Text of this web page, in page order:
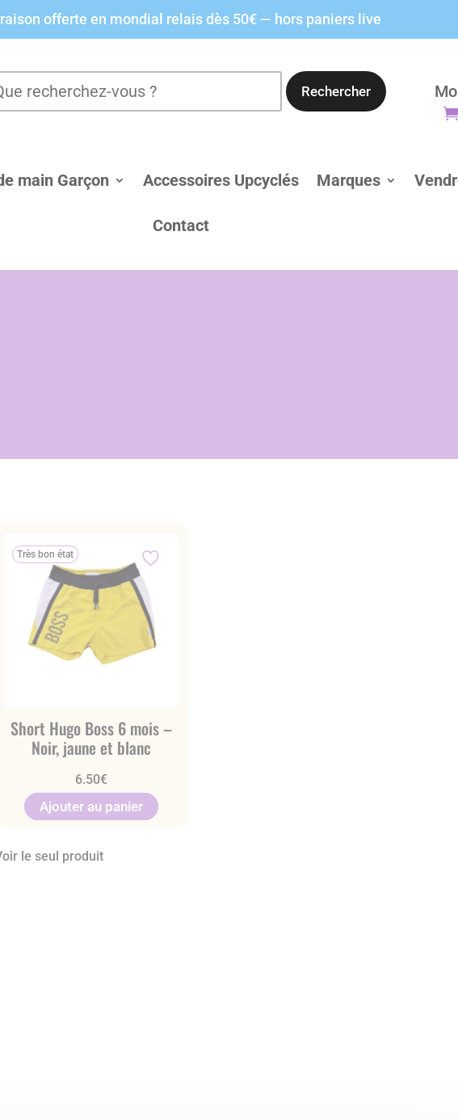
offerte en mondial relais dès 50€ — hors paniers live
Rechercher
main Garçon Accessoires Upcyclés Marques
Contact
Très bon état
Short Hugo Boss 6 mois –
Noir, jaune et blanc
6.50€
Ajouter au panier
le seul produit